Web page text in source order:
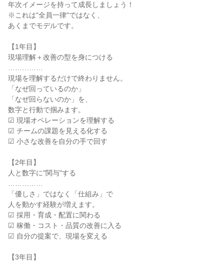
年次イメージを持って成長しましょう！
※これは"全員一律"ではなく、
あくまでモデルです。
【1年目】
現場理解＋改善の型を身につける
現場を理解するだけで終わりません。
「なぜ回っているのか」
「なぜ回らないのか」を、
数字と行動で掴みます。
☑ 現場オペレーションを理解する
☑ チームの課題を見える化する
☑ 小さな改善を自分の手で回す
【2年目】
人と数字に"関与"する
「優しさ」ではなく「仕組み」で
人を動かす経験が増えます。
☑ 採用・育成・配置に関わる
☑ 稼働・コスト・品質の改善に入る
☑ 自分の提案で、現場を変える
【3年目】